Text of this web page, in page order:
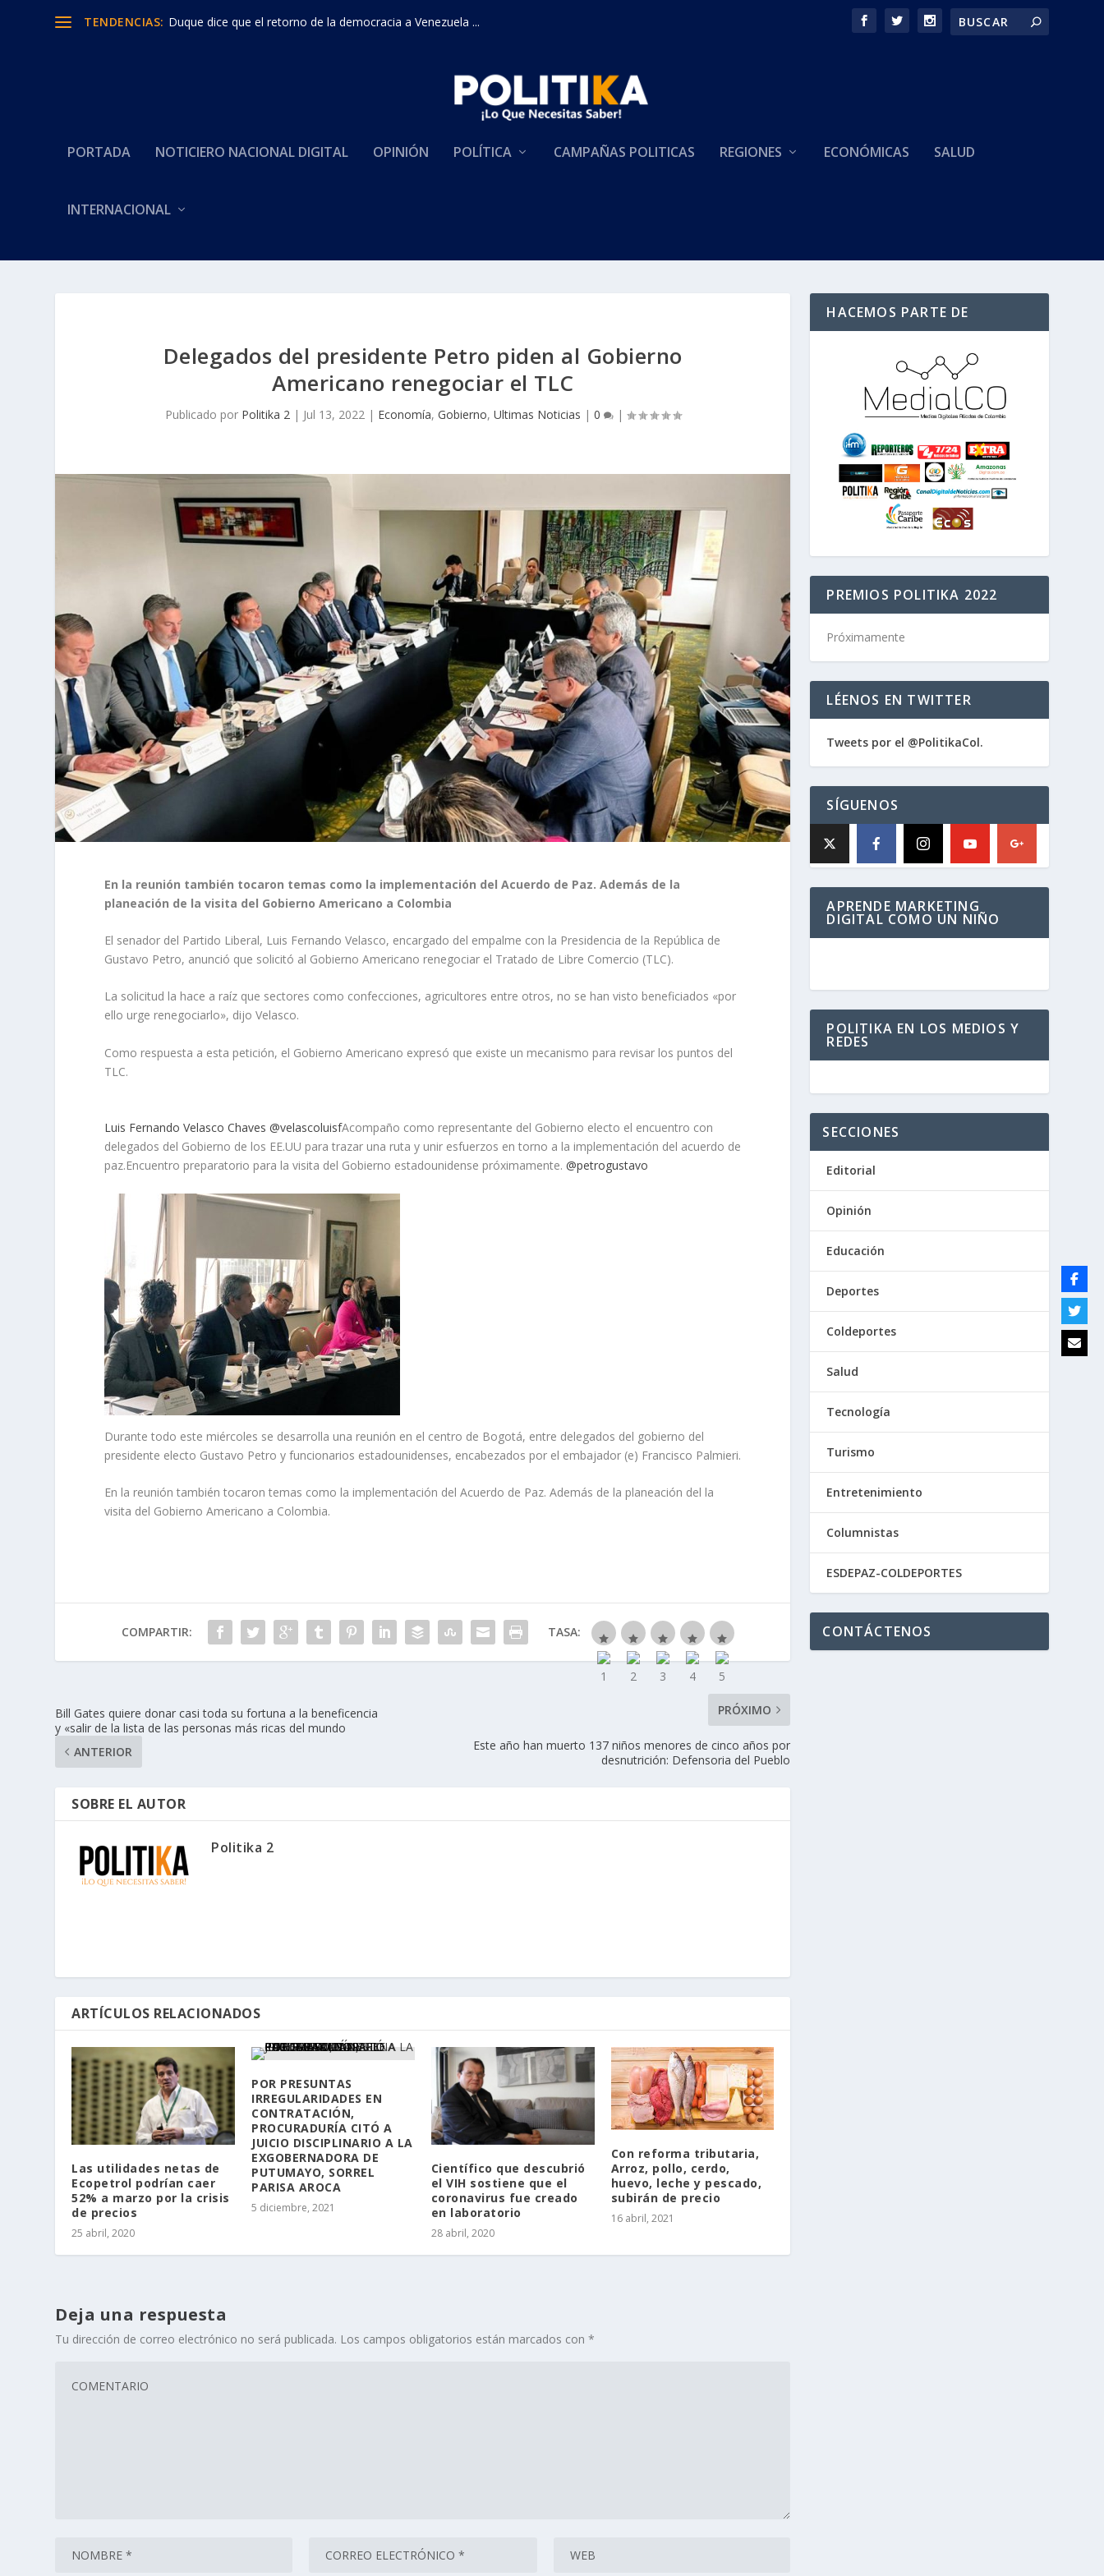
TENDENCIAS: Duque dice que el retorno de la democracia a Venezuela ...
PORTADA NOTICIERO NACIONAL DIGITAL OPINIÓN POLÍTICA CAMPAÑAS POLITICAS REGIONES ECONÓMICAS SALUD
INTERNACIONAL
Delegados del presidente Petro piden al Gobierno
Americano renegociar el TLC
Publicado por Politika 2| Jul 13, 2022| Economía, Gobierno, Ultimas Noticias | 0 |
En la reunión también tocaron temas como la implementación del Acuerdo de Paz. Además de la
planeación de la visita del Gobierno Americano a Colombia
El senador del Partido Liberal, Luis Fernando Velasco, encargado del empalme con la Presidencia de la República de
Gustavo Petro, anunció que solicitó al Gobierno Americano renegociar el Tratado de Libre Comercio (TLC).
La solicitud la hace a raíz que sectores como confecciones, agricultores entre otros, no se han visto beneficiados «por
ello urge renegociarlo», dijo Velasco.
Como respuesta a esta petición, el Gobierno Americano expresó que existe un mecanismo para revisar los puntos del
TLC.
Luis Fernando Velasco Chaves @velascoluisfAcompaño como representante del Gobierno electo el encuentro con
delegados del Gobierno de los EE.UU para trazar una ruta y unir esfuerzos en torno a la implementación del acuerdo de
paz.Encuentro preparatorio para la visita del Gobierno estadounidense próximamente.@petrogustavo
Durante todo este miércoles se desarrolla una reunión en el centro de Bogotá, entre delegados del gobierno del
presidente electo Gustavo Petro y funcionarios estadounidenses, encabezados por el embajador (e) Francisco Palmieri.
En la reunión también tocaron temas como la implementación del Acuerdo de Paz. Además de la planeación del la
visita del Gobierno Americano a Colombia.
COMPARTIR: TASA:
Bill Gates quiere donar casi toda su fortuna a la beneficencia
y «salir de la lista de las personas más ricas del mundo
ANTERIOR
PRÓXIMO
Este año han muerto 137 niños menores de cinco años por
desnutrición: Defensoria del Pueblo
SOBRE EL AUTOR
Politika 2
ARTÍCULOS RELACIONADOS
Las utilidades netas de
Ecopetrol podrían caer
52% a marzo por la crisis
de precios
25 abril, 2020
POR PRESUNTAS
IRREGULARIDADES EN
CONTRATACIÓN,
PROCURADURÍA CITÓ A
JUICIO DISCIPLINARIO A LA
EXGOBERNADORA DE
PUTUMAYO, SORREL
PARISA AROCA
5 diciembre, 2021
Científico que descubrió
el VIH sostiene que el
coronavirus fue creado
en laboratorio
28 abril, 2020
Con reforma tributaria,
Arroz, pollo, cerdo,
huevo, leche y pescado,
subirán de precio
16 abril, 2021
Deja una respuesta
Tu dirección de correo electrónico no será publicada. Los campos obligatorios están marcados con*
HACEMOS PARTE DE
PREMIOS POLITIKA 2022
Próximamente
LÉENOS EN TWITTER
Tweets por el @PolitikaCol.
SÍGUENOS
APRENDE MARKETING
DIGITAL COMO UN NIÑO
POLITIKA EN LOS MEDIOS Y
REDES
SECCIONES
Editorial
Opinión
Educación
Deportes
Coldeportes
Salud
Tecnología
Turismo
Entretenimiento
Columnistas
ESDEPAZ-COLDEPORTES
CONTÁCTENOS